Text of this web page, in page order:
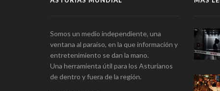
Somos un medio independiente, una
ventana al paraíso, en la que información y
entretenimiento se dan la mano.
Una herramienta útil para los Asturianos
de dentro y fuera de la región.